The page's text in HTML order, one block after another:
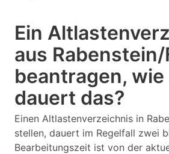
Ein
aus
beantragen, wie
dauert das?
Einen Altlastenverzeichnis in
stellen, dauert im Regelfall zwei
Bearbeitungszeit ist von der